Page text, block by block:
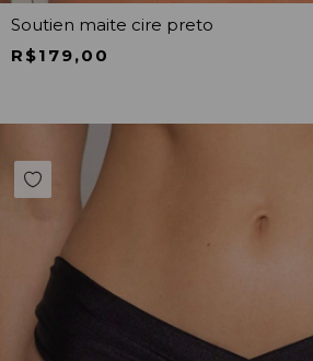
Soutien maite cire preto
R$179,00